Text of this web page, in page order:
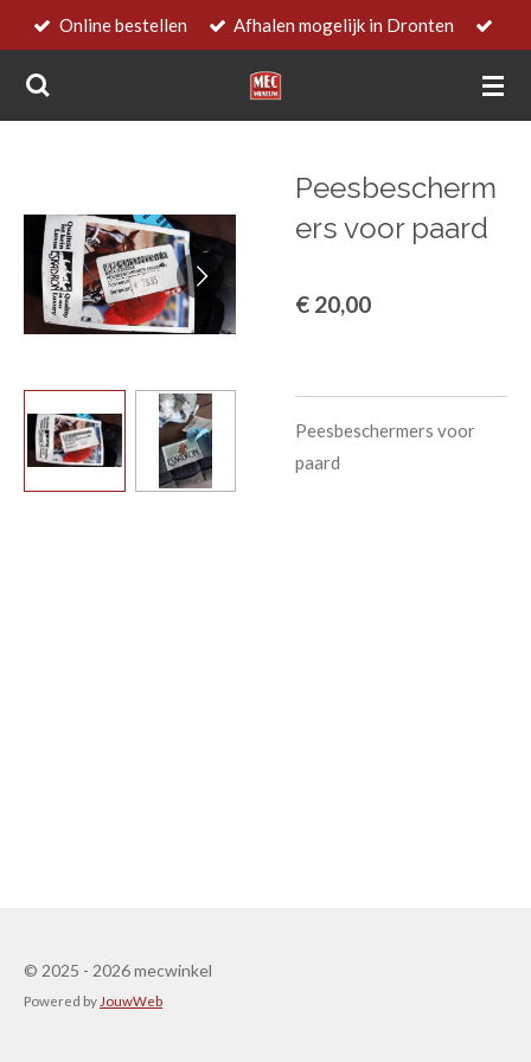
naar
de
Online bestellen Afhalen mogelijk in Dronten
Peesbescherm
ers voor paard
€ 20,00
Peesbeschermers voor
paard
© 2025 - 2026 mecwinkel
Powered by JouwWeb